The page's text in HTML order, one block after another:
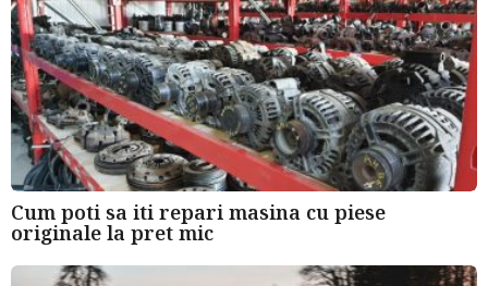
Cum poti sa iti repari masina cu piese
originale la pret mic